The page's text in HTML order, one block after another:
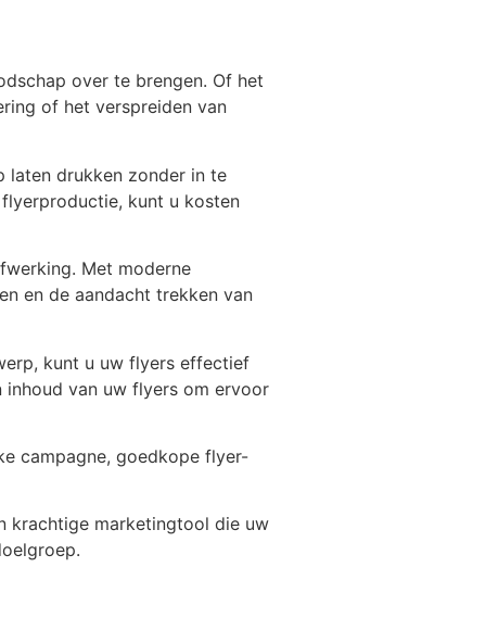
over te brengen. Of het
of het verspreiden van
laten drukken zonder in te
kunt u kosten
Met moderne
en de aandacht trekken van
kunt u uw flyers effectief
inhoud van uw flyers om ervoor
campagne, goedkope flyer-
krachtige marketingtool die uw